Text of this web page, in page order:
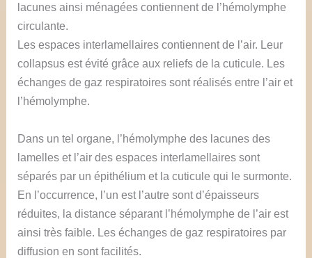
lacunes ainsi ménagées contiennent de l’hémolymphe
circulante.
Les espaces interlamellaires contiennent de l’air. Leur
collapsus est évité grâce aux reliefs de la cuticule. Les
échanges de gaz respiratoires sont réalisés entre l’air et
l’hémolymphe.
Dans un tel organe, l’hémolymphe des lacunes des
lamelles et l’air des espaces interlamellaires sont
séparés par un épithélium et la cuticule qui le surmonte.
En l’occurrence, l’un est l’autre sont d’épaisseurs
réduites, la distance séparant l’hémolymphe de l’air est
ainsi très faible. Les échanges de gaz respiratoires par
diffusion en sont facilités.